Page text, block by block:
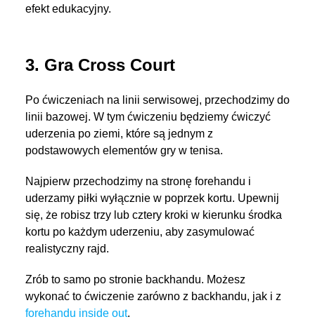
efekt edukacyjny.
3. Gra Cross Court
Po ćwiczeniach na linii serwisowej, przechodzimy do
linii bazowej. W tym ćwiczeniu będziemy ćwiczyć
uderzenia po ziemi, które są jednym z
podstawowych elementów gry w tenisa.
Najpierw przechodzimy na stronę forehandu i
uderzamy piłki wyłącznie w poprzek kortu. Upewnij
się, że robisz trzy lub cztery kroki w kierunku środka
kortu po każdym uderzeniu, aby zasymulować
realistyczny rajd.
Zrób to samo po stronie backhandu. Możesz
wykonać to ćwiczenie zarówno z backhandu, jak i z
forehandu inside out.